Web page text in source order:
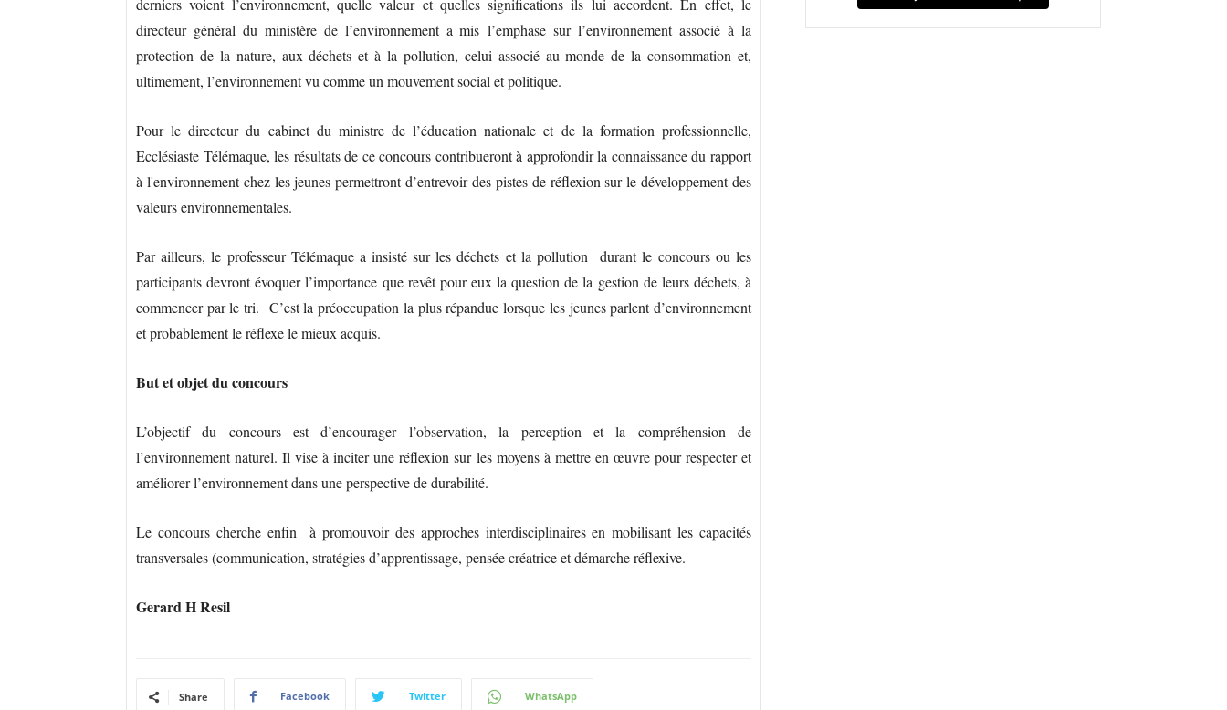
derniers voient l’environnement, quelle valeur et quelles significations ils lui accordent. En effet, le
directeur général du ministère de l’environnement a mis l’emphase sur l’environnement associé à la
protection de la nature, aux déchets et à la pollution, celui associé au monde de la consommation et,
ultimement, l’environnement vu comme un mouvement social et politique.
Pour le directeur du cabinet du ministre de l’éducation nationale et de la formation professionnelle,
Ecclésiaste Télémaque, les résultats de ce concours contribueront à approfondir la connaissance du rapport
à l'environnement chez les jeunes permettront d’entrevoir des pistes de réflexion sur le développement des
valeurs environnementales.
Par ailleurs, le professeur Télémaque a insisté sur les déchets et la pollution durant le concours ou les
participants devront évoquer l’importance que revêt pour eux la question de la gestion de leurs déchets, à
commencer par le tri. C’est la préoccupation la plus répandue lorsque les jeunes parlent d’environnement
et probablement le réflexe le mieux acquis.
But et objet du concours
L’objectif du concours est d’encourager l’observation, la perception et la compréhension de
l’environnement naturel. Il vise à inciter une réflexion sur les moyens à mettre en œuvre pour respecter et
améliorer l’environnement dans une perspective de durabilité.
Le concours cherche enfin à promouvoir des approches interdisciplinaires en mobilisant les capacités
transversales (communication, stratégies d’apprentissage, pensée créatrice et démarche réflexive.
Gerard H Resil
Share Facebook Twitter WhatsApp